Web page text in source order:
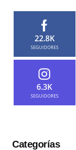
22.8K
SEGUIDORES
6.3K
SEGUIDORES
Categorías